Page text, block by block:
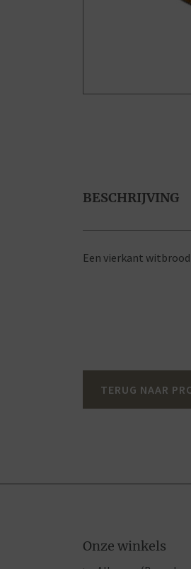
BESCHRIJVING
Een vierkant
TERUG NAAR
Onze winkels